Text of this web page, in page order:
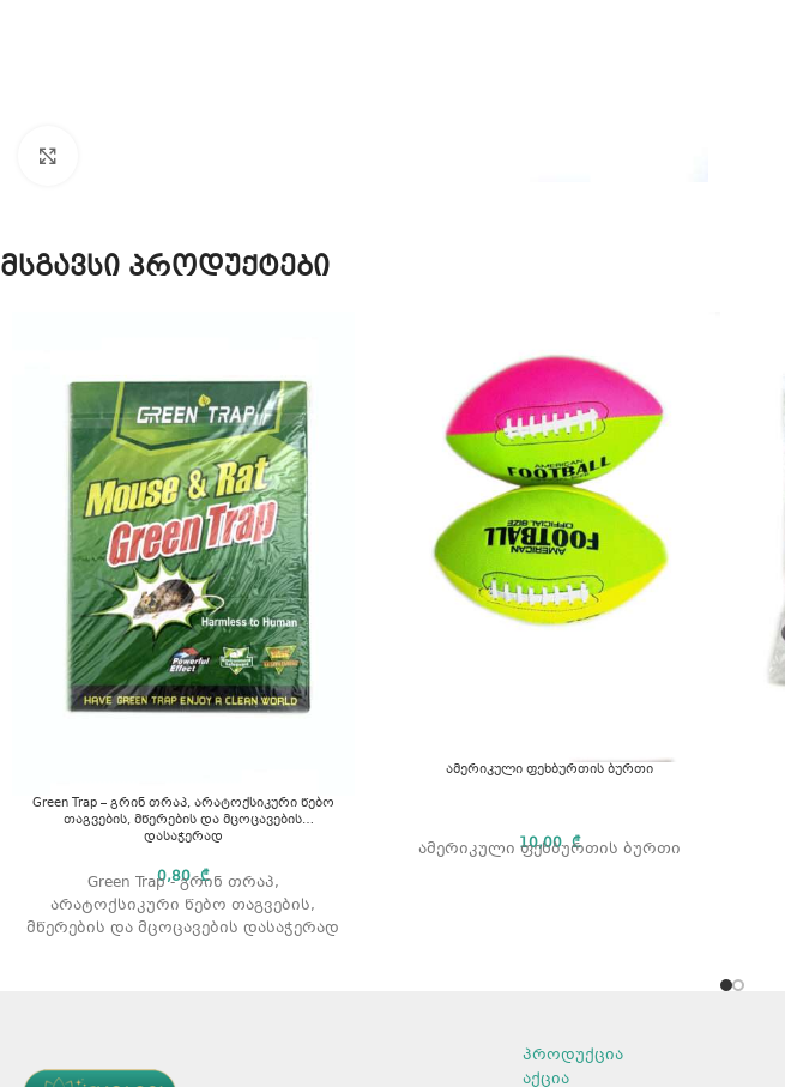
მსგავსი პროდუქტები
Green Trap – გრინ თრაპ, არატოქსიკური წებო
თაგვების, მწერების და მცოცავების
დასაჭერად
0,80₾
Green Trap - გრინ თრაპ,
არატოქსიკური წებო თაგვების,
მწერების და მცოცავების დასაჭერად
ამერიკული ფეხბურთის ბურთი
10,00₾
ამერიკული ფეხბურთის ბურთი
პროდუქცია
აქცია